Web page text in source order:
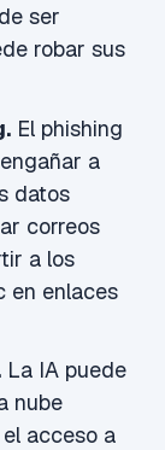
ser
robar sus
El phishing
a
datos
correos
a los
en enlaces
La IA puede
nube
acceso a